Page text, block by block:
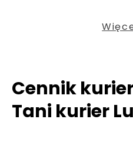
Cennik
Tani kurier